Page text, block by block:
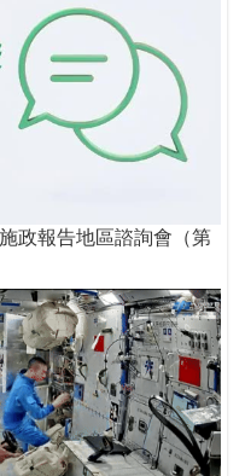
政報告地區諮詢會（第